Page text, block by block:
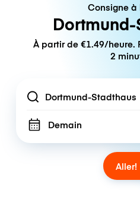
Consigne à
À partir de €1.49/heure.
2
Location
Demain
Aller!